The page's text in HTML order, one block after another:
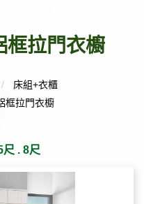
框拉門衣櫥
床組+衣櫃
框拉門衣櫥
尺 . 8尺